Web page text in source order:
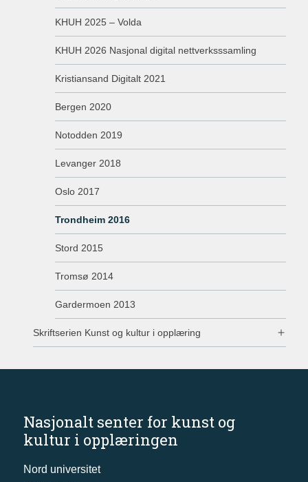
KHUH 2025 – Volda
KHUH 2026 Nasjonal digital nettverksssamling
Kristiansand Digitalt 2021
Bergen 2020
Notodden 2019
Levanger 2018
Oslo 2017
Trondheim 2016
Stord 2015
Tromsø 2014
Gardermoen 2013
Skriftserien Kunst og kultur i opplæring
Nasjonalt senter for kunst og
kultur i opplæringen
Nord universitet